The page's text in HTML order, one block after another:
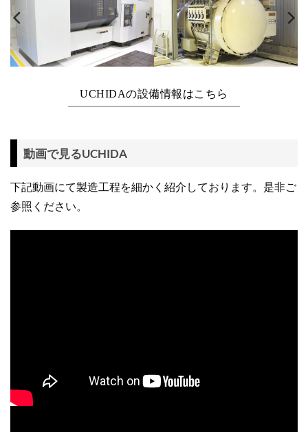
UCHIDAの設備情報はこちら
動画で見るUCHIDA
下記動画にて製造工程を細かく紹介しております。是非ご
参照ください。